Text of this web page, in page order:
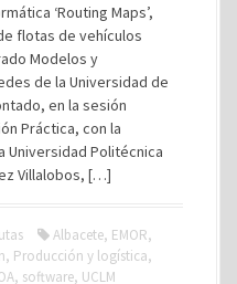
‘Routing Maps’,
flotas de vehículos
Modelos y
de la Universidad de
en la sesión
Práctica, con la
Politécnica
Villalobos, […]
Albacete, EMOR,
, Producción y logística,
, software, UCLM